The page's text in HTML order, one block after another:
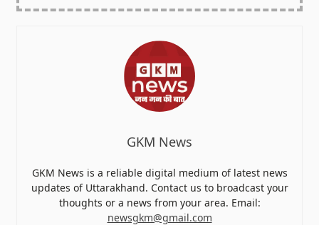
GKM News
GKM News is a reliable digital medium of latest news
updates of Uttarakhand. Contact us to broadcast your
thoughts or a news from your area. Email:
newsgkm@gmail.com